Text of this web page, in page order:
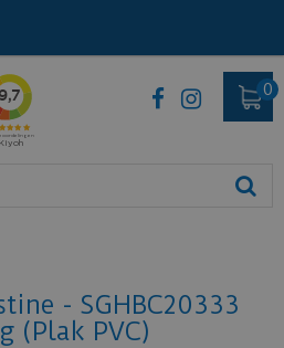
- SGHBC20333
(Plak PVC)